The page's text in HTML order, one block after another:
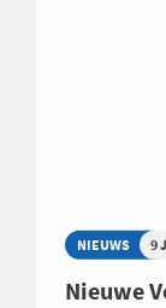
NIEUWS 9
Nieuwe